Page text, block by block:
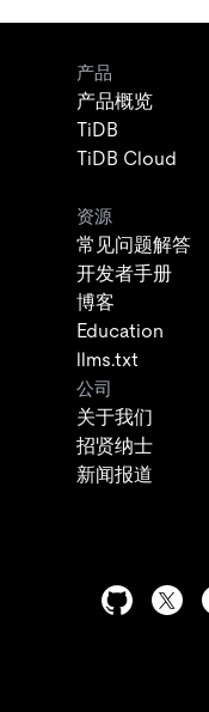
产品
产品概览
TiDB
TiDB Cloud
资源
常见问题解答
开发者手册
博客
Education
llms.txt
公司
关于我们
招贤纳士
新闻报道